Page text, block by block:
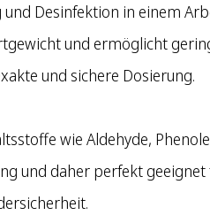
Desinfektion in einem
und ermöglicht
und sichere Dosierung.
wie Aldehyde,
und daher perfekt